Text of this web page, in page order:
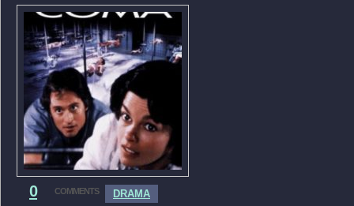
0 COMMENTS DRAMA